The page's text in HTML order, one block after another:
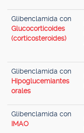
Glibenclamida con
Glucocorticoides
(corticosteroides)
Glibenclamida con
Hipoglucemiantes
orales
Glibenclamida con
IMAO